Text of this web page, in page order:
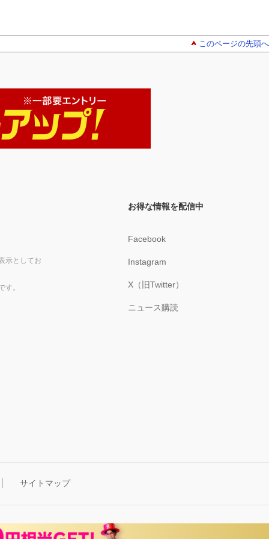
このページの先頭へ
示としてお
す。
お得な情報を配信中
Facebook
Instagram
X（旧Twitter）
ニュース購読
サイトマップ